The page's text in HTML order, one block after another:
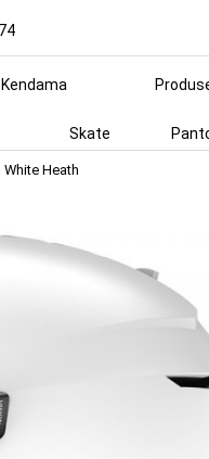
Kendama
Skate
Heath